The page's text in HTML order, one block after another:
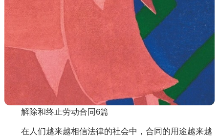
解除和终止劳动合同6篇
在人们越来越相信法律的社会中，合同的用途越来越